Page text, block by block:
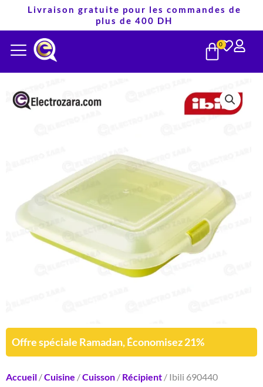
contenu
Livraison gratuite pour les commandes de
plus de 400 DH
0
Offre spéciale Ramadan, Économisez 21%
Accueil /Cuisine /Cuisson / Récipient / Ibili 690440